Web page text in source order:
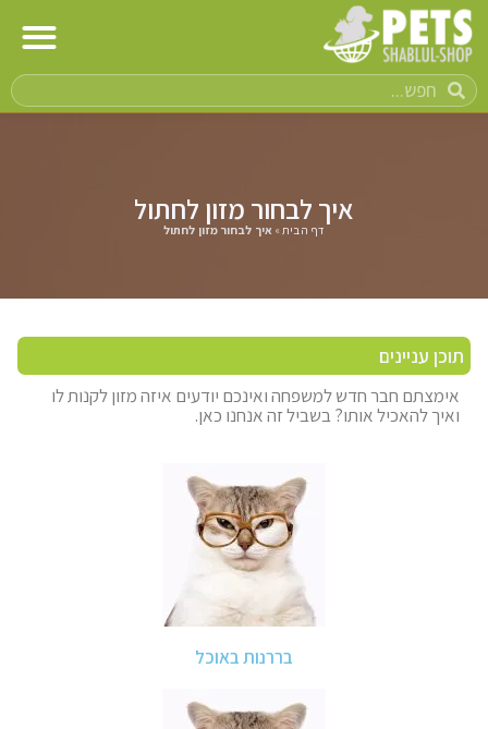
איך לבחור מזון לחתול
דף הבית»איך לבחור מזון לחתול
תוכן עניינים
אימצתם חבר חדש למשפחה ואינכם יודעים איזה מזון לקנות לו
ואיך להאכיל אותו? בשביל זה אנחנו כאן.
בררנות באוכל